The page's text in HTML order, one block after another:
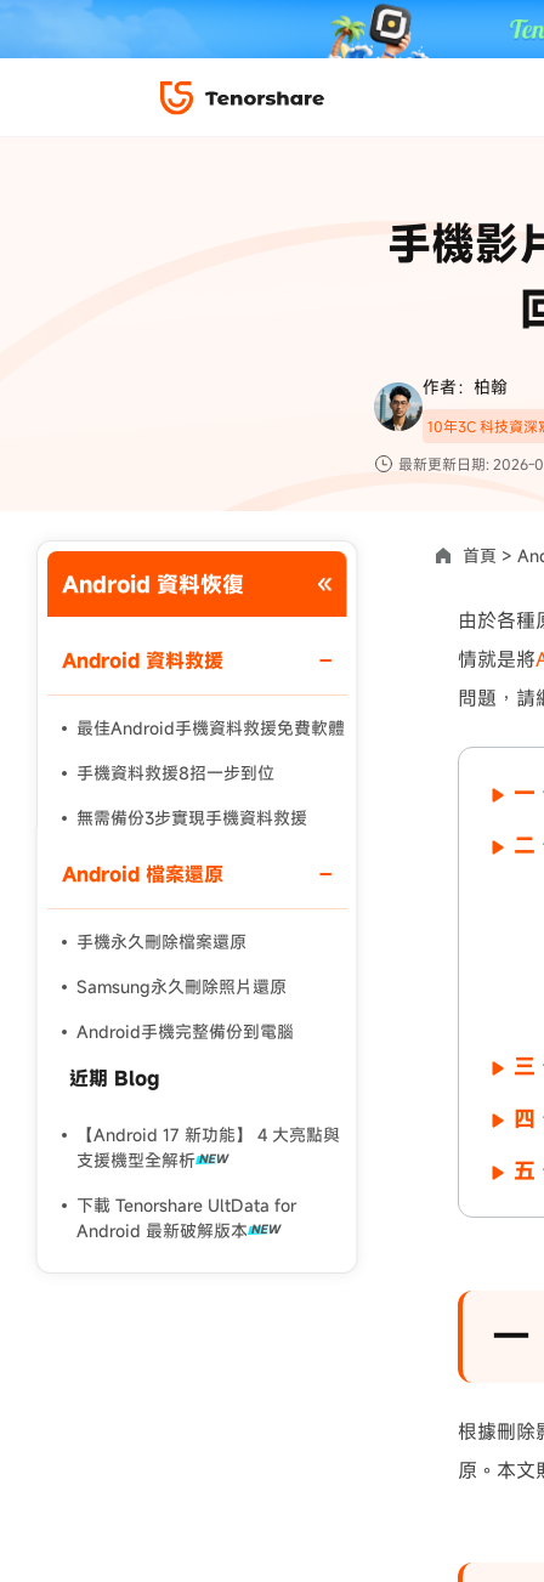
4DDiG
4DDiG
·iPhone 照片備份
·電腦傳影片到
·iPhone 永久刪除
為您提供最豐富的教學影片
📍 iAnyGo 定位神器
限時 5 折優惠，立即
複製折扣碼
前往搶購
使用說明：以上折扣碼僅用於 iAnyGo 終身方案,加購後即
手機影
作者：柏翰
10年3C 科技資深
最新更新日期: 2026-
Android 資料恢復
Android 資料救援
最佳Android手機資料救援免費軟體
手機資料救援8招一步到位
無需備份3步實現手機資料救援
Android 檔案還原
手機永久刪除檔案還原
Samsung永久刪除照片還原
Android手機完整備份到電腦
近期 Blog
【Android 17 新功能】 4 大亮點與
支援機型全解析
下載 Tenorshare UltData for
Android 最新破解版本
首頁 >
由於各種
情就是將
問題，請
一
二
三
四
五
一
根據刪除
原。本文